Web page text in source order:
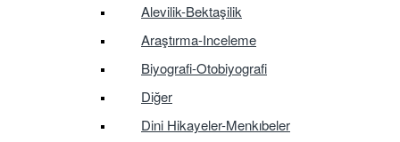
Alevilik-Bektaşilik
Araştırma-Inceleme
Biyografi-Otobiyografi
Diğer
Dini Hikayeler-Menkıbeler